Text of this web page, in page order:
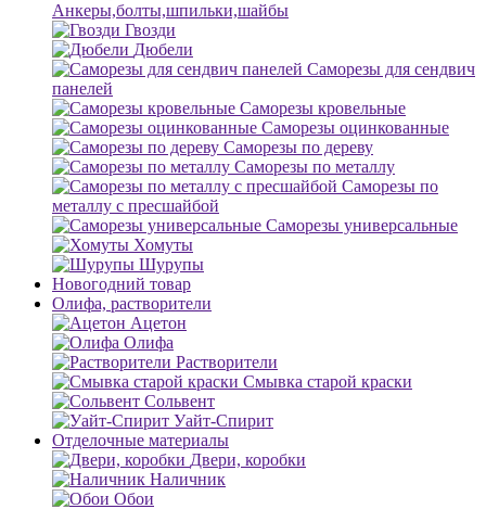
Анкеры,болты,шпильки,шайбы
Гвозди
Дюбели
Саморезы для сендвич
панелей
Саморезы кровельные
Саморезы оцинкованные
Саморезы по дереву
Саморезы по металлу
Саморезы по
металлу с пресшайбой
Саморезы универсальные
Хомуты
Шурупы
Новогодний товар
Олифа, растворители
Ацетон
Олифа
Растворители
Смывка старой краски
Сольвент
Уайт-Спирит
Отделочные материалы
Двери, коробки
Наличник
Обои